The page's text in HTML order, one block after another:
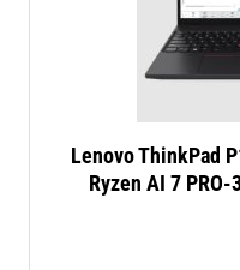
Lenovo ThinkPad
Ryzen AI 7 PRO-